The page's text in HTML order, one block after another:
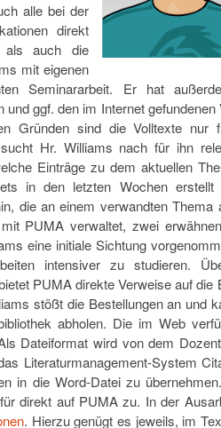
alle bei der
direkt
als auch die
mit eigenen
Seminararbeit. Er hat
ggf. den im Internet gefundenen
Gründen sind die Volltexte nur
Hr. Williams nach für ihn
Einträge zu dem aktuellen
in den letzten Wochen erstellt
die an einem verwandten Thema
PUMA verwaltet, zwei
eine initiale Sichtung
intensiver zu studieren.
PUMA direkte Verweise auf die
stößt die Bestellungen an und
abholen. Die im Web
Dateiformat wird von dem
Literaturmanagement-System
in die Word-Datei zu
direkt auf PUMA zu. In der
. Hierzu genügt es jeweils, im